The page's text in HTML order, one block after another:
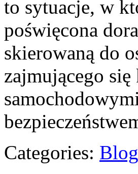
to sytuacje, w
poświęcona
skierowaną do
zajmującego
Categories: Blog